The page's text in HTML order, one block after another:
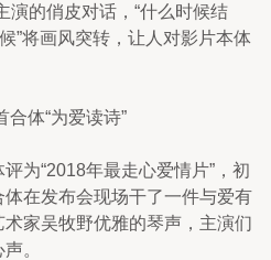
演的俏皮对话，“什么时候结
”将画风突转，让人对影片本体
体“为爱读诗”
为“2018年最走心爱情片”，初
在发布会现场干了一件与爱有
家吴牧野优雅的琴声，主演们
。